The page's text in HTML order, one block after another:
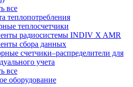
все
теплопотребления
теплосчетчики
радиосистемы INDIV X AMR
сбора данных
счетчики–распределители для
учета
все
оборудование